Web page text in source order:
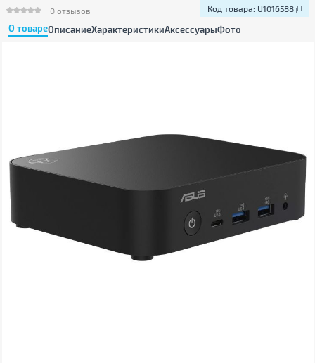
О товареОписаниеХарактеристикиАксессуарыФото
0отзывов Код товара: U1016588